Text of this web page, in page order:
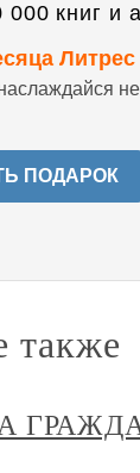
книг и
ПОДАРОК
также